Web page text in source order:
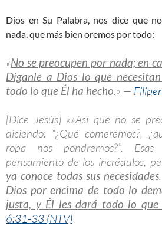
Dios en Su Palabra, nos dice que
nada, que más bien oremos por todo:
«No se preocupen por nada; en
Díganle a Dios lo que
todo lo que Él ha hecho.» —
[Dice Jesús] «»Así que no se
diciendo: “¿Qué comeremos?,
ropa nos pondremos?”.
pensamiento de los incrédulos,
ya conoce todas sus necesidades.
Dios por encima de todo lo
justa, y Él les dará todo lo que
6:31-33 (NTV)